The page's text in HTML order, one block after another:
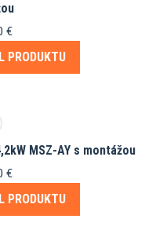
€
PRODUKTU
MSZ-AY s montážou
€
PRODUKTU